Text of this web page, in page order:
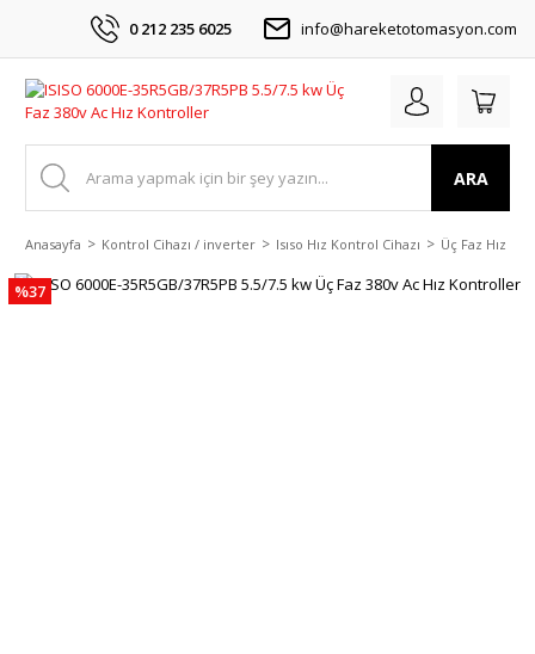
0 212 235 6025 info@hareketotomasyon.com
ARA
Anasayfa Kontrol Cihazı / inverter Isıso Hız Kontrol Cihazı Üç Faz Hız
%37